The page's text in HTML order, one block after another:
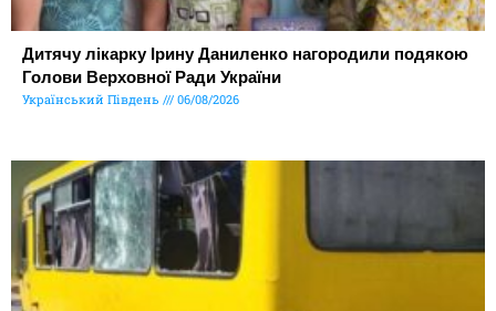
Дитячу лікарку Ірину Даниленко нагородили подякою
Голови Верховної Ради України
Український Південь 06/08/2026